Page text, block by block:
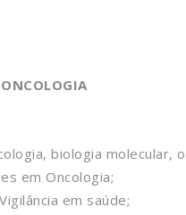
biologia molecular,
em Oncologia;
em saúde;